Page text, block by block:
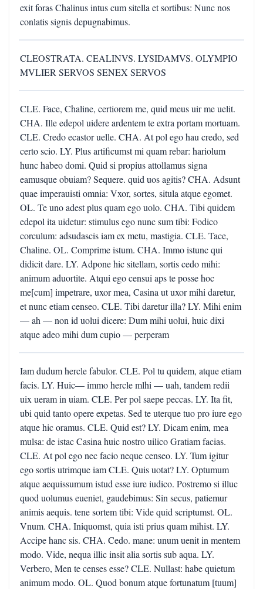
exit foras Chalinus intus cum sitella et sortibus: Nunc nos
conlatis signis depugnabimus.
CLEOSTRATA. CEALINVS. LYSIDAMVS. OLYMPIO
MVLIER SERVOS SENEX SERVOS
CLE. Face, Chaline, certiorem me, quid meus uir me uelit.
CHA. Ille edepol uidere ardentem te extra portam mortuam.
CLE. Credo ecastor uelle. CHA. At pol ego hau credo, sed
certo scio. LY. Plus artificumst mi quam rebar: hariolum
hunc habeo domi. Quid si propius attollamus signa
eamusque obuiam? Sequere. quid uos agitis? CHA. Adsunt
quae imperauisti omnia: Vxor, sortes, situla atque egomet.
OL. Te uno adest plus quam ego uolo. CHA. Tibi quidem
edepol ita uidetur: stimulus ego nunc sum tibi: Fodico
corculum: adsudascis iam ex metu, mastigia. CLE. Tace,
Chaline. OL. Comprime istum. CHA. Immo istunc qui
didicit dare. LY. Adpone hic sitellam, sortis cedo mihi:
animum aduortite. Atqui ego censui aps te posse hoc
me[cum] impetrare, uxor mea, Casina ut uxor mihi daretur,
et nunc etiam censeo. CLE. Tibi daretur illa? LY. Mihi enim
— ah — non id uolui dicere: Dum mihi uolui, huic dixi
atque adeo mihi dum cupio — perperam
Iam dudum hercle fabulor. CLE. Pol tu quidem, atque etiam
facis. LY. Huic— immo hercle mlhi — uah, tandem redii
uix ueram in uiam. CLE. Per pol saepe peccas. LY. Ita fit,
ubi quid tanto opere expetas. Sed te uterque tuo pro iure ego
atque hic oramus. CLE. Quid est? LY. Dicam enim, mea
mulsa: de istac Casina huic nostro uilico Gratiam facias.
CLE. At pol ego nec facio neque censeo. LY. Tum igitur
ego sortis utrimque iam CLE. Quis uotat? LY. Optumum
atque aequissumum istud esse iure iudico. Postremo si illuc
quod uolumus eueniet, gaudebimus: Sin secus, patiemur
animis aequis. tene sortem tibi: Vide quid scriptumst. OL.
Vnum. CHA. Iniquomst, quia isti prius quam mihist. LY.
Accipe hanc sis. CHA. Cedo. mane: unum uenit in mentem
modo. Vide, nequa illic insit alia sortis sub aqua. LY.
Verbero, Men te censes esse? CLE. Nullast: habe quietum
animum modo. OL. Quod bonum atque fortunatum [tuum]